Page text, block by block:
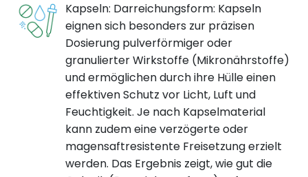
Kapseln: Darreichungsform: Kapseln
eignen sich besonders zur präzisen
Dosierung pulverförmiger oder
granulierter Wirkstoffe (Mikronährstoffe)
und ermöglichen durch ihre Hülle einen
effektiven Schutz vor Licht, Luft und
Feuchtigkeit. Je nach Kapselmaterial
kann zudem eine verzögerte oder
magensaftresistente Freisetzung erzielt
werden. Das Ergebnis zeigt, wie gut die